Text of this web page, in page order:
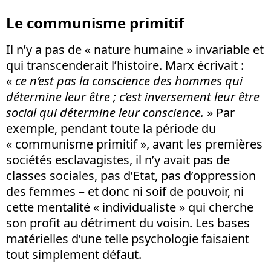
Le communisme primitif
Il n’y a pas de « nature humaine » invariable et
qui transcenderait l’histoire. Marx écrivait :
« ce n’est pas la conscience des hommes qui
détermine leur être ; c’est inversement leur être
social qui détermine leur conscience. » Par
exemple, pendant toute la période du
« communisme primitif », avant les premières
sociétés esclavagistes, il n’y avait pas de
classes sociales, pas d’Etat, pas d’oppression
des femmes – et donc ni soif de pouvoir, ni
cette mentalité « individualiste » qui cherche
son profit au détriment du voisin. Les bases
matérielles d’une telle psychologie faisaient
tout simplement défaut.